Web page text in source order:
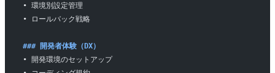
• 環境別設定管理
• ロールバック戦略
### 開発者体験（DX）
• 開発環境のセットアップ